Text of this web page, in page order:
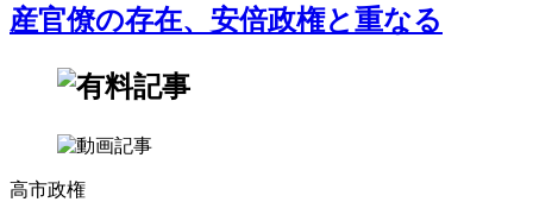
産官僚の存在、安倍政権と重なる
高市政権